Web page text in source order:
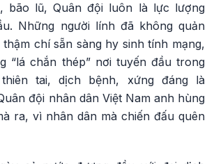
bão lũ, Quân đội luôn là lực lượng
Những người lính đã không quản
chí sẵn sàng hy sinh tính mạng,
“lá chắn thép” nơi tuyến đầu trong
tai, dịch bệnh, xứng đáng là
đội nhân dân Việt Nam anh hùng
ra, vì nhân dân mà chiến đấu quên